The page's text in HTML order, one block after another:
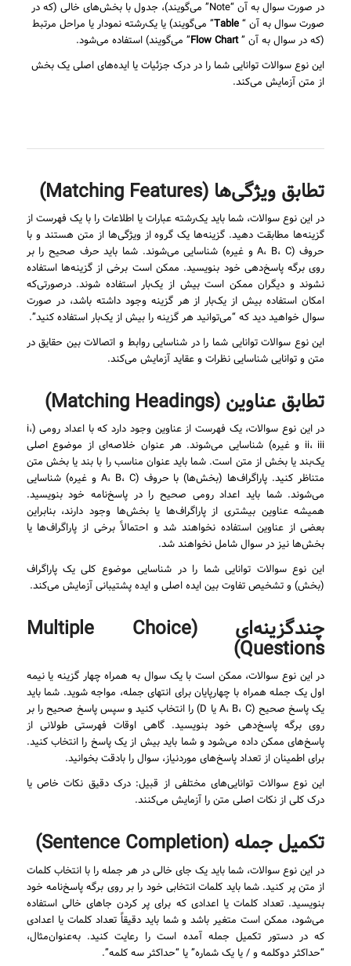
در صورت سوال به آن “Note” می‌گویند)، جدول با بخش‌های خالی (که در
صورت سوال به آن “Table
” می‌گویند) یا یک‌رشته نمودار یا مراحل مرتبط
(که در سوال به آن ”Flow Chart” می‌گویند) استفاده می‌شود.
این نوع سوالات توانایی شما را در درک جزئیات یا ایده‌های اصلی یک بخش
از متن آزمایش می‌کند.
تطابق ویژگی‌ها (Matching Features)
در این نوع سوالات، شما باید یک‌رشته عبارات یا اطلاعات را با یک فهرست از
گزینه‌ها مطابقت دهید. گزینه‌ها یک گروه از ویژگی‌ها از متن هستند و با
حروف (A، B، C و غیره) شناسایی می‌شوند. شما باید حرف صحیح را بر
روی برگه پاسخ‌دهی خود بنویسید. ممکن است برخی از گزینه‌ها استفاده
نشوند و دیگران ممکن است بیش از یک‌بار استفاده شوند. درصورتی‌که
امکان استفاده بیش از یک‌بار از هر گزینه وجود داشته باشد، در صورت
سوال خواهید دید که “می‌توانید هر گزینه را بیش از یک‌بار استفاده کنید”.
این نوع سوالات توانایی شما را در شناسایی روابط و اتصالات بین حقایق در
متن و توانایی شناسایی نظرات و عقاید آزمایش می‌کند.
تطابق عناوین (Matching Headings)
در این نوع سوالات، یک فهرست از عناوین وجود دارد که با اعداد رومی (i،
ii، iii و غیره) شناسایی می‌شوند. هر عنوان خلاصه‌ای از موضوع اصلی
یک‌بند یا بخش از متن است. شما باید عنوان مناسب را با بند یا بخش متن
متناظر کنید. پاراگراف‌ها (بخش‌ها) با حروف (A، B، C و غیره) شناسایی
می‌شوند. شما باید اعداد رومی صحیح را در پاسخ‌نامه خود بنویسید.
همیشه عناوین بیشتری از پاراگراف‌ها یا بخش‌ها وجود دارند، بنابراین
بعضی از عناوین استفاده نخواهند شد و احتمالاً برخی از پاراگراف‌ها یا
بخش‌ها نیز در سوال شامل نخواهند شد.
این نوع سوالات توانایی شما را در شناسایی موضوع کلی یک پاراگراف
(بخش) و تشخیص تفاوت بین ایده اصلی و ایده پشتیبانی آزمایش می‌کند.
چندگزینه‌ای (Multiple Choice
Questions)
در این نوع سوالات، ممکن است با یک سوال به همراه چهار گزینه یا نیمه
اول یک جمله همراه با چهارپایان برای انتهای جمله، مواجه شوید. شما باید
یک پاسخ صحیح (A، B، C یا D) را انتخاب کنید و سپس پاسخ صحیح را بر
روی برگه پاسخ‌دهی خود بنویسید. گاهی اوقات فهرستی طولانی از
پاسخ‌های ممکن داده می‌شود و شما باید بیش از یک پاسخ را انتخاب کنید.
برای اطمینان از تعداد پاسخ‌های موردنیاز، سوال را بادقت بخوانید.
این نوع سوالات توانایی‌های مختلفی از قبیل: درک دقیق نکات خاص یا
درک کلی از نکات اصلی متن را آزمایش می‌کنند.
تکمیل جمله (Sentence Completion)
در این نوع سوالات، شما باید یک جای خالی در هر جمله را با انتخاب کلمات
از متن پر کنید. شما باید کلمات انتخابی خود را بر روی برگه پاسخ‌نامه خود
بنویسید. تعداد کلمات یا اعدادی که برای پر کردن جاهای خالی استفاده
می‌شود، ممکن است متغیر باشد و شما باید دقیقاً تعداد کلمات یا اعدادی
که در دستور تکمیل جمله آمده است را رعایت کنید. به‌عنوان‌مثال،
“حداکثر دوکلمه و / یا یک شماره” یا “حداکثر سه کلمه”.